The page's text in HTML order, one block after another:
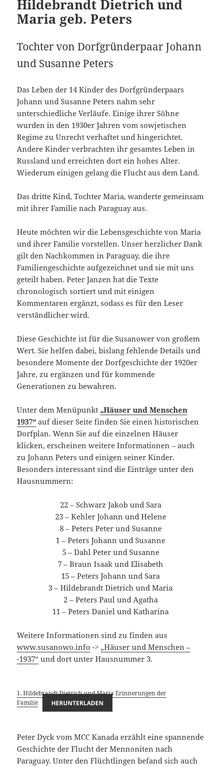
Hildebrandt Dietrich und
Maria geb. Peters
Tochter von Dorfgründerpaar Johann
und Susanne Peters
Das Leben der 14 Kinder des Dorfgründerpaars
Johann und Susanne Peters nahm sehr
unterschiedliche Verläufe. Einige ihrer Söhne
wurden in den 1930er Jahren vom sowjetischen
Regime zu Unrecht verhaftet und hingerichtet.
Andere Kinder verbrachten ihr gesamtes Leben in
Russland und erreichten dort ein hohes Alter.
Wiederum einigen gelang die Flucht aus dem Land.
Das dritte Kind, Tochter Maria, wanderte gemeinsam
mit ihrer Familie nach Paraguay aus.
Heute möchten wir die Lebensgeschichte von Maria
und ihrer Familie vorstellen. Unser herzlicher Dank
gilt den Nachkommen in Paraguay, die ihre
Familiengeschichte aufgezeichnet und sie mit uns
geteilt haben. Peter Janzen hat die Texte
chronologisch sortiert und mit einigen
Kommentaren ergänzt, sodass es für den Leser
verständlicher wird.
Diese Geschichte ist für die Susanower von großem
Wert. Sie helfen dabei, bislang fehlende Details und
besondere Momente der Dorfgeschichte der 1920er
Jahre, zu ergänzen und für kommende
Generationen zu bewahren.
Unter dem Menüpunkt „Häuser und Menschen
1937“ auf dieser Seite finden Sie einen historischen
Dorfplan. Wenn Sie auf die einzelnen Häuser
klicken, erscheinen weitere Informationen – auch
zu Johann Peters und einigen seiner Kinder.
Besonders interessant sind die Einträge unter den
Hausnummern:
22 – Schwarz Jakob und Sara
23 – Kehler Johann und Helene
8 – Peters Peter und Susanne
1 – Peters Johann und Susanne
5 – Dahl Peter und Susanne
7 – Braun Isaak und Elisabeth
15 – Peters Johann und Sara
3 – Hildebrandt Dietrich und Maria
2 – Peters Paul und Agatha
11 – Peters Daniel und Katharina
Weitere Informationen sind zu finden aus
www.susanowo.info -> „Häuser und Menschen –
-1937“ und dort unter Hausnummer 3.
1. Hildebrandt Dietrich und Maria Erinnerungen der
Familie
HERUNTERLADEN
Peter Dyck vom MCC Kanada erzählt eine spannende
Geschichte der Flucht der Mennoniten nach
Paraguay. Unter den Flüchtlingen befand sich auch